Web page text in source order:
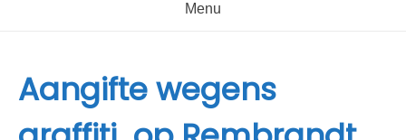
Menu
Aangifte wegens